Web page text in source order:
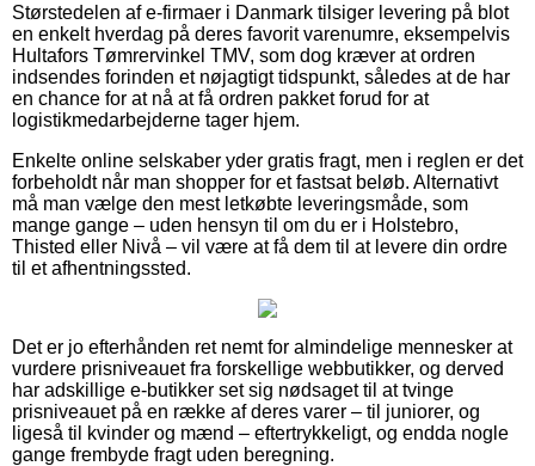
Størstedelen af e-firmaer i Danmark tilsiger levering på blot
en enkelt hverdag på deres favorit varenumre, eksempelvis
Hultafors Tømrervinkel TMV, som dog kræver at ordren
indsendes forinden et nøjagtigt tidspunkt, således at de har
en chance for at nå at få ordren pakket forud for at
logistikmedarbejderne tager hjem.
Enkelte online selskaber yder gratis fragt, men i reglen er det
forbeholdt når man shopper for et fastsat beløb. Alternativt
må man vælge den mest letkøbte leveringsmåde, som
mange gange – uden hensyn til om du er i Holstebro,
Thisted eller Nivå – vil være at få dem til at levere din ordre
til et afhentningssted.
Det er jo efterhånden ret nemt for almindelige mennesker at
vurdere prisniveauet fra forskellige webbutikker, og derved
har adskillige e-butikker set sig nødsaget til at tvinge
prisniveauet på en række af deres varer – til juniorer, og
ligeså til kvinder og mænd – eftertrykkeligt, og endda nogle
gange frembyde fragt uden beregning.